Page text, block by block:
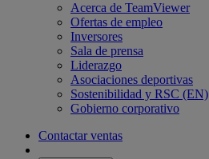
Acerca de TeamViewer
Ofertas de empleo
Inversores
Sala de prensa
Liderazgo
Asociaciones deportivas
Sostenibilidad y RSC (EN)
Gobierno corporativo
Contactar ventas